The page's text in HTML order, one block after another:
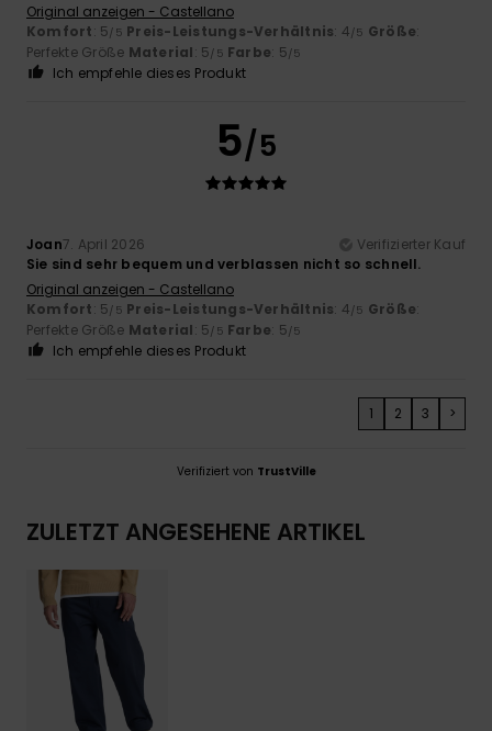
Original anzeigen - Castellano
Komfort: 5/5 Preis-Leistungs-Verhältnis: 4/5 Größe:
Perfekte Größe Material: 5/5 Farbe: 5/5
Ich empfehle dieses Produkt
5/5
Joan7. April 2026
Verifizierter Kauf
Sie sind sehr bequem und verblassen nicht so schnell.
Original anzeigen - Castellano
Komfort: 5/5 Preis-Leistungs-Verhältnis: 4/5 Größe:
Perfekte Größe Material: 5/5 Farbe: 5/5
Ich empfehle dieses Produkt
1 2 3 >
Verifiziert von TrustVille
ZULETZT ANGESEHENE ARTIKEL